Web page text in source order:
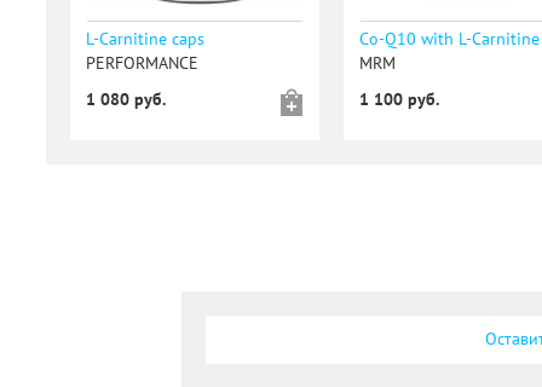
L-Сarnitine caps
PERFORMANCE
1 080 руб.
Co-Q10 with L-Carnitine
MRM
1 100 руб.